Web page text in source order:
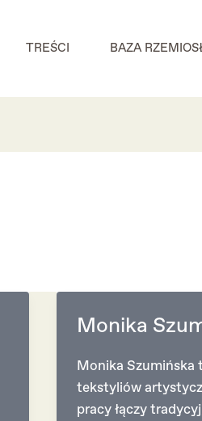
TREŚCI BAZA
Monika
Monika Szumińska
tekstyliów
pracy łączy